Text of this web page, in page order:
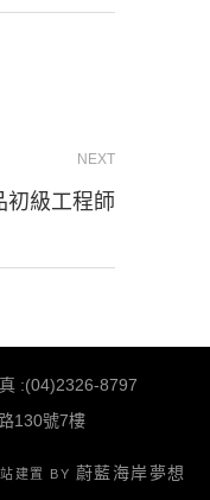
NEXT
初級工程師
:(04)2326-8797
130號7樓
建置 BY 蔚藍海岸夢想